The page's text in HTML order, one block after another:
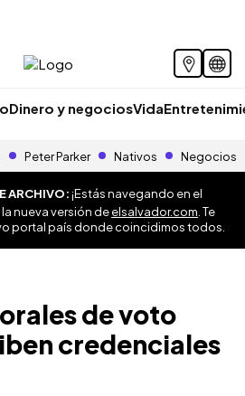
Dinero y negociosVida
Peter Parker Nativos Negocios
ARCHIVO:¡Estás navegando en el
nueva versión deelsalvador.com . Te
portal país donde coincidimos todos.
de voto
credenciales